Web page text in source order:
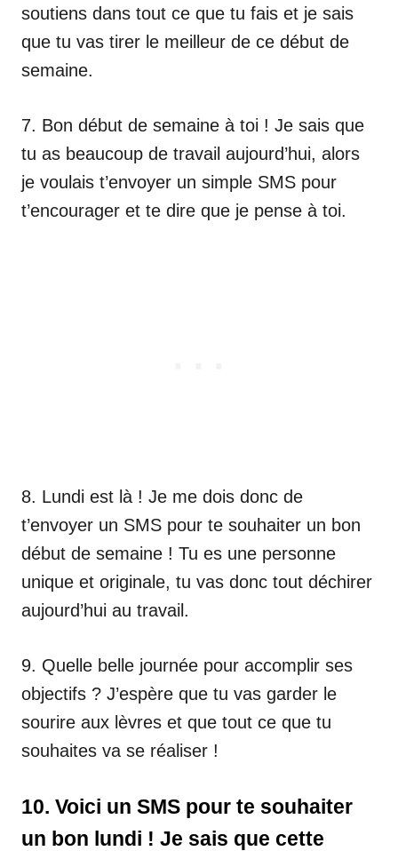
soutiens dans tout ce que tu fais et je sais
que tu vas tirer le meilleur de ce début de
semaine.
7. Bon début de semaine à toi ! Je sais que
tu as beaucoup de travail aujourd’hui, alors
je voulais t’envoyer un simple SMS pour
t’encourager et te dire que je pense à toi.
8. Lundi est là ! Je me dois donc de
t’envoyer un SMS pour te souhaiter un bon
début de semaine ! Tu es une personne
unique et originale, tu vas donc tout déchirer
aujourd’hui au travail.
9. Quelle belle journée pour accomplir ses
objectifs ? J’espère que tu vas garder le
sourire aux lèvres et que tout ce que tu
souhaites va se réaliser !
10. Voici un SMS pour te souhaiter
un bon lundi ! Je sais que cette